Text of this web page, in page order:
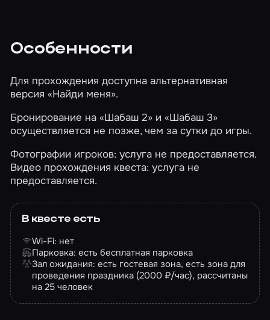
Особенности
Для прохождения доступна альтернативная
версия«Найди меня».
Бронирование на «Шабаш 2» и «Шабаш 3»
осуществляется не позже, чем за сутки до игры.
Фотографии игроков: услуга не предоставляется.
Видео прохождения квеста: услуга не
предоставляется.
В квесте есть
Wi-Fi: нет
Парковка: есть бесплатная парковка
Зал ожидания: есть гостевая зона, есть зона для
проведения праздника (2000 ₽/час), рассчитаны
на 25 человек